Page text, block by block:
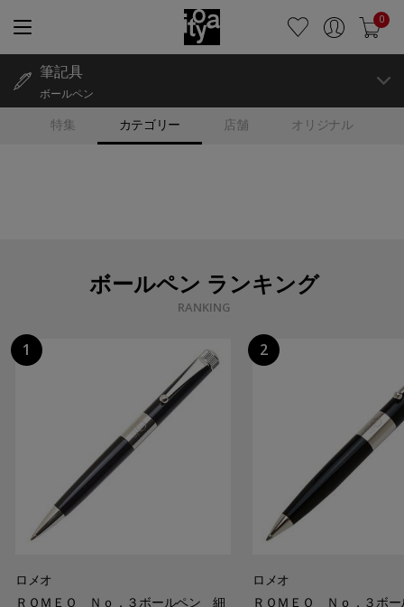
0
特集 カテゴリー 店舗 オリジナル
筆記具
ボールペン
ボールペン ランキング
RANKING
ロメオ
ＲＯＭＥＯ Ｎｏ．３ボールペン 細
ロメオ
ＲＯＭＥＯ Ｎｏ．３ボ